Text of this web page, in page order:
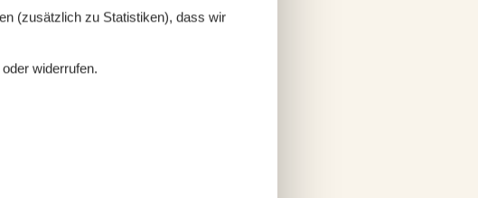
(zusätzlich zu Statistiken), dass wir
widerrufen.